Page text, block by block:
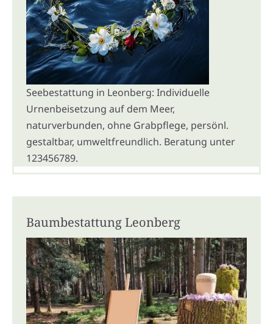
Seebestattung in Leonberg: Individuelle
Urnenbeisetzung auf dem Meer,
naturverbunden, ohne Grabpflege, persönl.
gestaltbar, umweltfreundlich. Beratung unter
123456789.
Baumbestattung Leonberg